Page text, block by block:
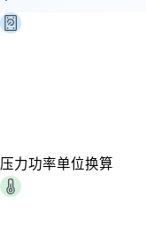
压力功率单位换算